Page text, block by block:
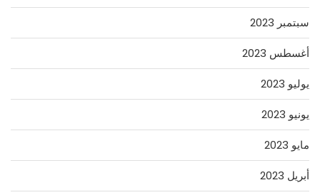
سبتمبر 2023
أغسطس 2023
يوليو 2023
يونيو 2023
مايو 2023
أبريل 2023